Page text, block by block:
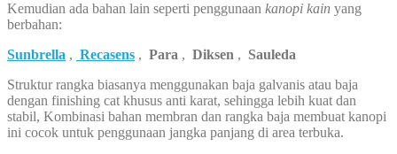
Kemudian ada bahan lain seperti penggunaan kanopi kain yang
berbahan:
Sunbrella , Recasens , Para , Diksen , Sauleda
Struktur rangka biasanya menggunakan baja galvanis atau baja
dengan finishing cat khusus anti karat, sehingga lebih kuat dan
stabil, Kombinasi bahan membran dan rangka baja membuat kanopi
ini cocok untuk penggunaan jangka panjang di area terbuka.